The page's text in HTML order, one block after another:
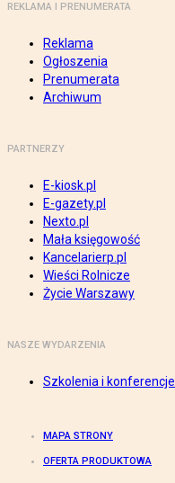
REKLAMA I PRENUMERATA
Reklama
Ogłoszenia
Prenumerata
Archiwum
PARTNERZY
E-kiosk.pl
E-gazety.pl
Nexto.pl
Mała księgowość
Kancelarierp.pl
Wieści Rolnicze
Życie Warszawy
NASZE WYDARZENIA
Szkolenia i konferencje
MAPA STRONY
OFERTA PRODUKTOWA